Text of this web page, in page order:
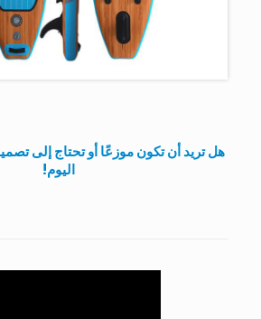
هل تريد أن تكون موزعًا أو تحتاج إلى
اليوم!